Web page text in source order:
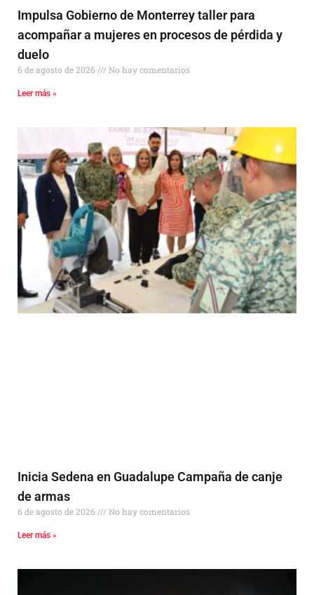
Impulsa Gobierno de Monterrey taller para
acompañar a mujeres en procesos de pérdida y
duelo
6 de agosto de 2026 No hay comentarios
Leer más »
Inicia Sedena en Guadalupe Campaña de canje
de armas
6 de agosto de 2026 No hay comentarios
Leer más »